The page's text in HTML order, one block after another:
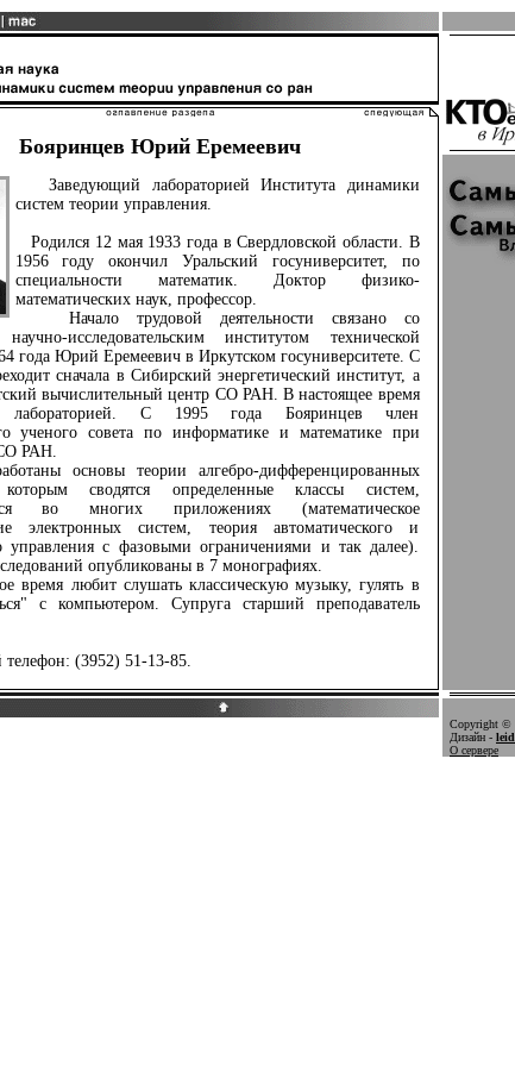
Бояринцев Юрий Еремеевич
Заведующий лабораторией Института динамики
систем теории управления.
Родился 12 мая 1933 года в Свердловской области. В
1956 году окончил Уральский госуниверситет, по
специальности математик. Доктор физико-
математических наук, профессор.
Начало трудовой деятельности связано со
исследовательским институтом технической
года Юрий Еремеевич в Иркутском госуниверситете. С
сначала в Сибирский энергетический институт, а
вычислительный центр СО РАН. В настоящее время
лабораторией. С 1995 года Бояринцев член
ученого совета по информатике и математике при
РАН.
основы теории алгебро-дифференцированных
сводятся определенные классы систем,
во многих приложениях (математическое
электронных систем, теория автоматического и
управления с фазовыми ограничениями и так далее).
опубликованы в 7 монографиях.
время любит слушать классическую музыку, гулять в
с компьютером. Супруга старший преподаватель
(3952) 51-13-85.
Copyright ©
Дизайн -
О сервере